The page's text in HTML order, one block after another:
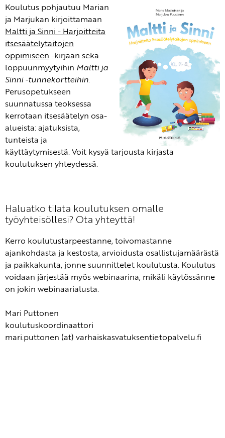
Koulutus pohjautuu Marian
ja Marjukan kirjoittamaan
Maltti ja Sinni - Harjoitteita
itsesäätelytaitojen
oppimiseen -kirjaan sekä
loppuunmyytyihin Maltti ja
Sinni -tunnekortteihin.
Perusopetukseen
suunnatussa teoksessa
kerrotaan itsesäätelyn osa-
alueista: ajatuksista,
tunteista ja
käyttäytymisestä. Voit kysyä tarjousta kirjasta
koulutuksen yhteydessä.
Haluatko tilata koulutuksen omalle
työyhteisöllesi? Ota yhteyttä!
Kerro koulutustarpeestanne, toivomastanne
ajankohdasta ja kestosta, arvioidusta osallistujamäärästä
ja paikkakunta, jonne suunnittelet koulutusta. Koulutus
voidaan järjestää myös webinaarina, mikäli käytössänne
on jokin webinaarialusta.
Mari Puttonen
koulutuskoordinaattori
mari.puttonen (at) varhaiskasvatuksentietopalvelu.fi